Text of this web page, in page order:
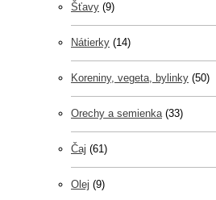
Šťavy (9)
Nátierky (14)
Koreniny, vegeta, bylinky (50)
Orechy a semienka (33)
Čaj (61)
Olej (9)